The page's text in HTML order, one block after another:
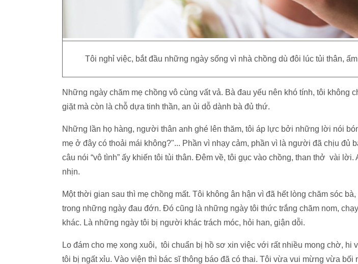
Tôi nghỉ việc, bắt đầu những ngày sống vì nhà chồng dù đôi lúc tủi thân,
Những ngày chăm mẹ chồng vô cùng vất vả. Bà đau yếu nên khó tính, tôi không
giặt mà còn là chỗ dựa tinh thần, an ủi dỗ dành bà đủ thứ.
Những lần họ hàng, người thân anh ghé lên thăm, tôi áp lực bởi những lời nói
mẹ ở đây có thoải mái không?"... Phần vì nhạy cảm, phần vì là người đã chịu đủ
câu nói “vô tình” ấy khiến tôi tủi thân. Đêm về, tôi gục vào chồng, than thở vài lời.
nhịn.
Một thời gian sau thì mẹ chồng mất. Tôi không ân hận vì đã hết lòng chăm sóc
trong những ngày đau đớn. Đó cũng là những ngày tôi thức trắng chăm nom,
khác. Là những ngày tôi bị người khác trách móc, hỏi han, giận dỗi.
Lo đám cho mẹ xong xuôi, tôi chuẩn bị hồ sơ xin việc với rất nhiều mong chờ, hi
tôi bị ngất xỉu. Vào viện thì bác sĩ thông báo đã có thai. Tôi vừa vui mừng vừa bối